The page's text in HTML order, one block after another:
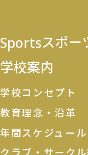
Sportsスポー
学校案内
学校コンセプト
教育理念・沿革
年間スケジュール